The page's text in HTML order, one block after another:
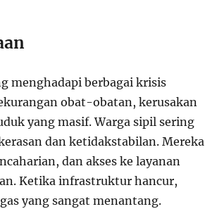
menghadapi berbagai krisis
obat-obatan, kerusakan
yang masif. Warga sipil sering
dan ketidakstabilan. Mereka
dan akses ke layanan
Ketika infrastruktur hancur,
yang sangat menantang.